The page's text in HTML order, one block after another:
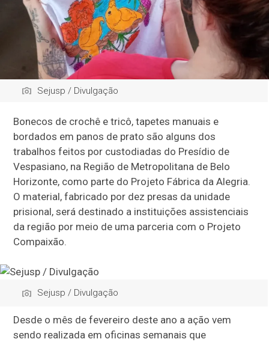
Sejusp / Divulgação
Bonecos de crochê e tricô, tapetes manuais e
bordados em panos de prato são alguns dos
trabalhos feitos por custodiadas do Presídio de
Vespasiano, na Região de Metropolitana de Belo
Horizonte, como parte do Projeto Fábrica da Alegria.
O material, fabricado por dez presas da unidade
prisional, será destinado a instituições assistenciais
da região por meio de uma parceria com o Projeto
Compaixão.
Sejusp / Divulgação
Desde o mês de fevereiro deste ano a ação vem
sendo realizada em oficinas semanais que